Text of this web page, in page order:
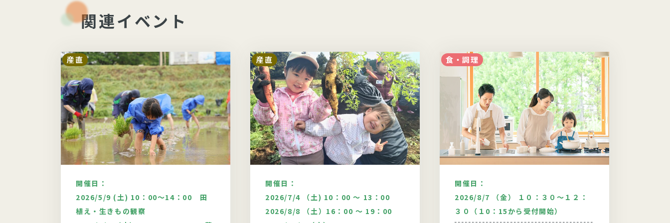
関連イベント
産直
開催日：
2026/5/9 (土) 10：00～14：00 田
植え・生きもの観察
産直
開催日：
2026/7/4 （土) 10：00 ～ 13：00
2026/8/8 （土）16：00 ～ 19：00
食・調理
開催日：
2026/8/7 （金） １０：３０～１２：
３０（１0：15から受付開始）